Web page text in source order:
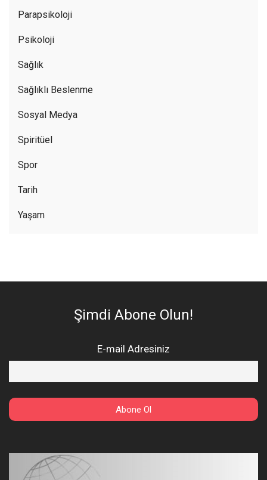
Parapsikoloji
Psikoloji
Sağlık
Sağlıklı Beslenme
Sosyal Medya
Spiritüel
Spor
Tarih
Yaşam
Şimdi Abone Olun!
E-mail Adresiniz